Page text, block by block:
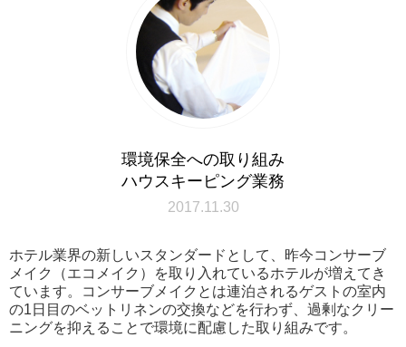
環境保全への取り組み
ハウスキーピング業務
2017.11.30
ホテル業界の新しいスタンダードとして、昨今コンサーブ
メイク（エコメイク）を取り入れているホテルが増えてき
ています。コンサーブメイクとは連泊されるゲストの室内
の1日目のベットリネンの交換などを行わず、過剰なクリー
ニングを抑えることで環境に配慮した取り組みです。